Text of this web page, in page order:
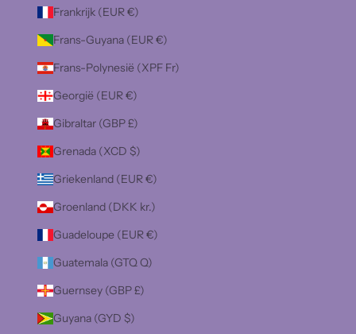
Frankrijk (EUR €)
Frans-Guyana (EUR €)
Frans-Polynesië (XPF Fr)
Georgië (EUR €)
Gibraltar (GBP £)
Grenada (XCD $)
Griekenland (EUR €)
Groenland (DKK kr.)
Guadeloupe (EUR €)
Guatemala (GTQ Q)
Guernsey (GBP £)
Guyana (GYD $)